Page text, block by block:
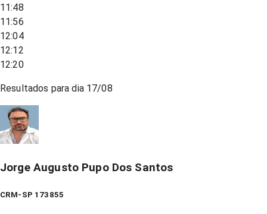
11:48
11:56
12:04
12:12
12:20
Resultados para dia 17/08
Jorge Augusto Pupo Dos Santos
CRM-SP 173855